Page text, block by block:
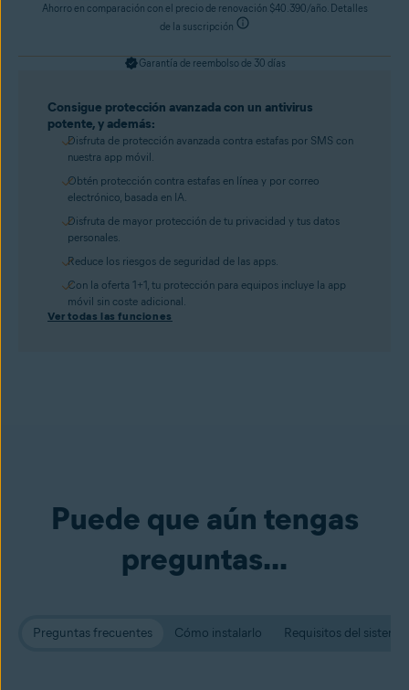
Consigue protección avanzada con un antivirus
potente, y además:
Disfruta de protección avanzada contra estafas por SMS con
nuestra app móvil.
Obtén protección contra estafas en línea y por correo
electrónico, basada en IA.
Disfruta de mayor protección de tu privacidad y tus datos
personales.
Reduce los riesgos de seguridad de las apps.
Con la oferta 1+1, tu protección para equipos incluye la app
móvil sin coste adicional.
Ver todas las funciones
Ahorro en comparación con el precio de renovación $40.390/año. Detalles
de la suscripción
Garantía de reembolso de 30 días
Puede que aún tengas
preguntas...
Preguntas frecuentes Cómo instalarlo Requisitos del sistema